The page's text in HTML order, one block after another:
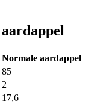
Normale aardappel
85
2
17,6